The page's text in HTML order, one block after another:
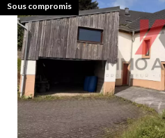
Exclusivité
Sous compromis